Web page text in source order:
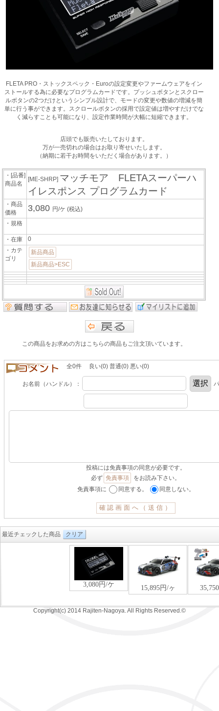
FLETA PRO・ストックスペック・Euroの設定変更やファームウェアをイン
ストールする為に必要なプログラムカードです。プッシュボタンとスクロー
ルボタンの2つだけというシンプル設計で、モードの変更や数値の増減を簡
単に行う事ができます。スクロールボタンの採用で設定値は増やすだけでな
く減らすことも可能になり、設定作業時間が大幅に短縮できます。
店頭でも販売いたしております。
万が一売切れの場合はお取り寄せいたします。
（納期に若干お時間をいただく場合があります。）
・[品番]
商品名
[ME-SHRP] マッチモア FLETAスーパーハ
イレスポンス プログラムカード
・商品
価格
3,080 円/ケ(税込)
・規格
・在庫
0
・カテ
ゴリ
新品商品
新品商品>ESC
この商品をお求めの方はこちらの商品もご注文頂いています。
全0件 良い(0) 普通(0) 悪い(0)
お名前（ハンドル）：
投稿には免責事項の同意が必要です。
必ず 免責事項
をお読み下さい。
免責事項に
同意する。 同意しない。
最近チェックした商品 クリア
Copyright(c) 2014 Rajiten-Nagoya. All Rights Reserved.©